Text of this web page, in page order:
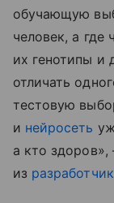
обучающую
человек, а где
их генотипы и
отличать
тестовую
и нейросеть
а кто
из